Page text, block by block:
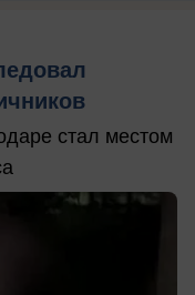
стал местом